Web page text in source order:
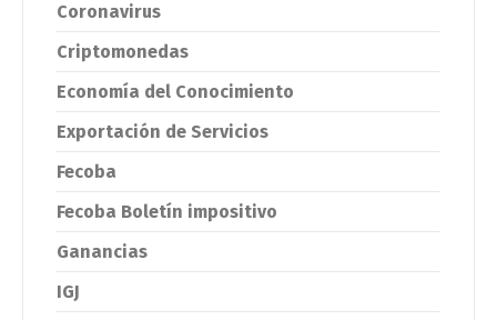
Coronavirus
Criptomonedas
Economía del Conocimiento
Exportación de Servicios
Fecoba
Fecoba Boletín impositivo
Ganancias
IGJ